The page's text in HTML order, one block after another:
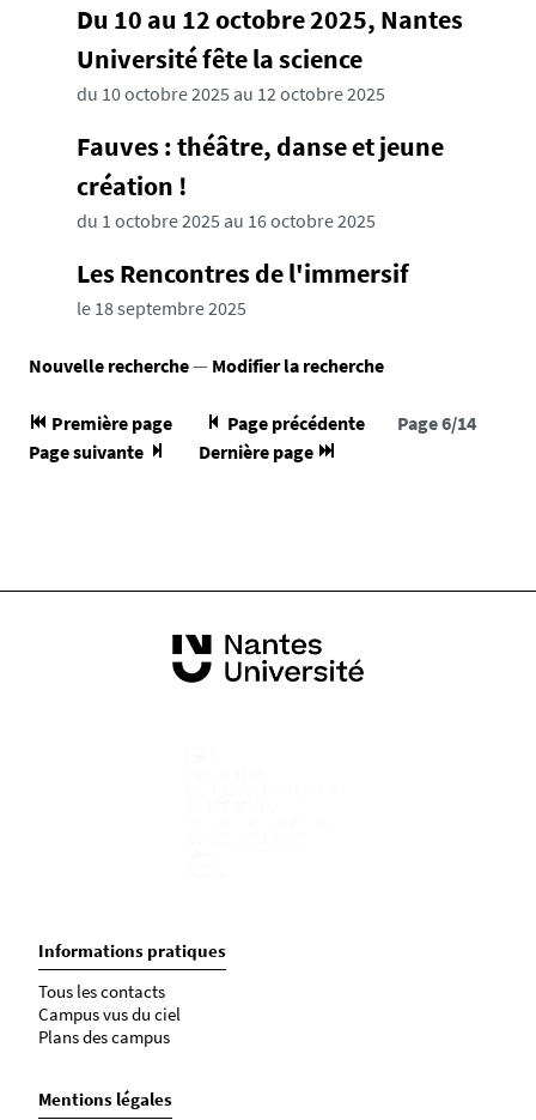
Du 10 au 12 octobre 2025, Nantes
Université fête la science
du 10 octobre 2025 au 12 octobre 2025
Fauves : théâtre, danse et jeune
création !
du 1 octobre 2025 au 16 octobre 2025
Les Rencontres de l'immersif
le 18 septembre 2025
Nouvelle recherche— Modifier la recherche
Première page Page précédente
Page 6/14
Page suivante
Dernière page
Informations pratiques
Tous les contacts
Campus vus du ciel
Plans des campus
Mentions légales